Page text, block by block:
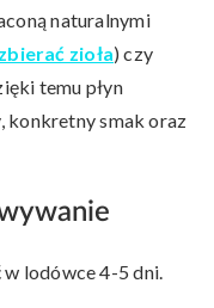
naturalnymi
zioła) czy
temu płyn
konkretny smak oraz
lodówce 4-5 dni.